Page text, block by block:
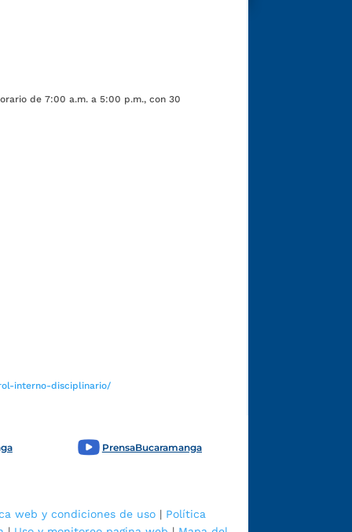
de 7:00 a.m. a 5:00 p.m., con 30
interno-disciplinario/
PrensaBucaramanga
web y condiciones de uso | Política